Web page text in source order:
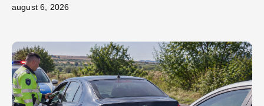
august 6, 2026